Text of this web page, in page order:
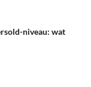
niveau: wat